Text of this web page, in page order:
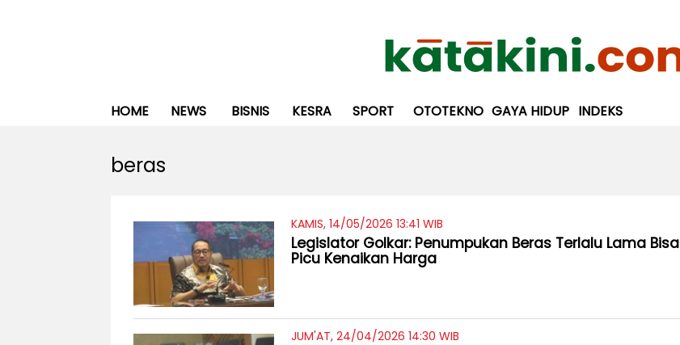
HOME NEWS BISNIS KESRA SPORT OTOTEKNO GAYA HIDUP INDEKS
beras
KAMIS, 14/05/2026 13:41 WIB
Legislator Golkar: Penumpukan Beras Terlalu Lama Bisa
Picu Kenaikan Harga
JUM'AT, 24/04/2026 14:30 WIB